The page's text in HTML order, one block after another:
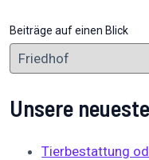
Beiträge auf einen Blick
Unsere
Tierbestattung